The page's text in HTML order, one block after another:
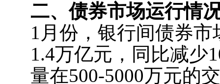
二、债券市场运行情
1月份，银行间债券
1.4万亿元，同比减少
量在500-5000万元的